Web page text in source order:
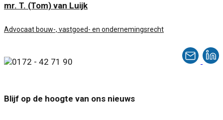
mr. T. (Tom) van Luijk
Advocaat bouw-, vastgoed- en ondernemingsrecht
0172 - 42 71 90
Blijf op de hoogte van ons nieuws